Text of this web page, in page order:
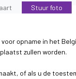
Stuur foto
opname in het
zullen worden.
of als u de